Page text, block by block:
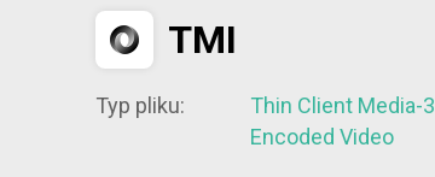
TMI
Typ pliku:
Thin Client Media-3
Encoded Video